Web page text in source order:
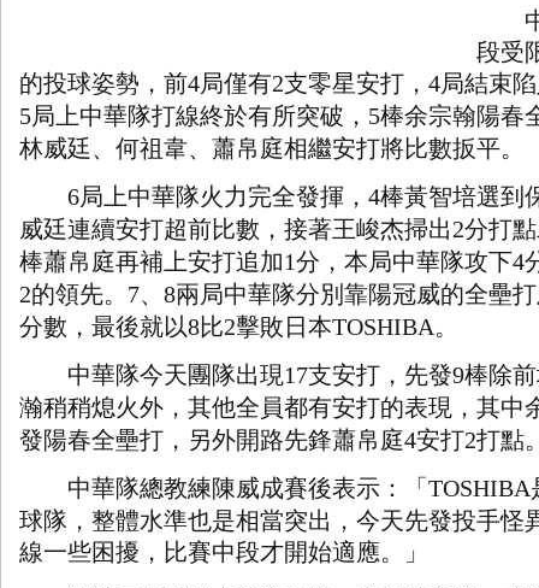
中
段受
的投球姿勢，前4局僅有2支零星安打， 4局結束
5局上中華隊打線終於有所突破， 5棒余宗翰陽春
林威廷、何祖韋、蕭帛庭相繼安打將比數扳平。
6局上中華隊火力完全發揮， 4棒黃智培選到
威廷連續安打超前比數，接著王峻杰掃出2分打
棒蕭帛庭再補上安打追加1分，本局中華隊攻下4
2的領先。 7、 8兩局中華隊分別靠陽冠威的全壘
分數，最後就以8比2擊敗日本TOSHIBA。
中華隊今天團隊出現17支安打，先發9棒除
瀚稍稍熄火外，其他全員都有安打的表現，其中
發陽春全壘打，另外開路先鋒蕭帛庭4安打2打點
中華隊總教練陳威成賽後表示：「TOSHIBA
球隊，整體水準也是相當突出，今天先發投手怪
線一些困擾，比賽中段才開始適應。」